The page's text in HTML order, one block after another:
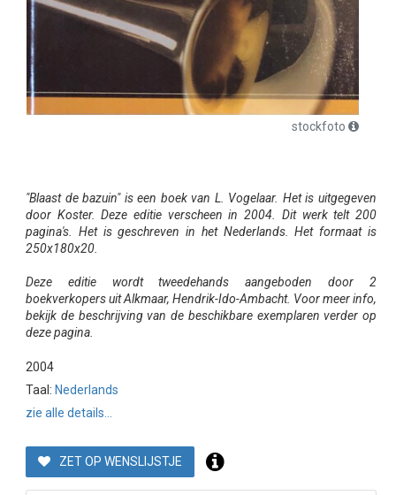
stockfoto
"Blaast de bazuin" is een boek van L. Vogelaar. Het is uitgegeven
door Koster. Deze editie verscheen in 2004. Dit werk telt 200
pagina's. Het is geschreven in het Nederlands. Het formaat is
250x180x20.
Deze editie wordt tweedehands aangeboden door 2
boekverkopers uit Alkmaar, Hendrik-Ido-Ambacht. Voor meer info,
bekijk de beschrijving van de beschikbare exemplaren verder op
deze pagina.
2004
Taal: Nederlands
zie alle details...
ZET OP WENSLIJSTJE